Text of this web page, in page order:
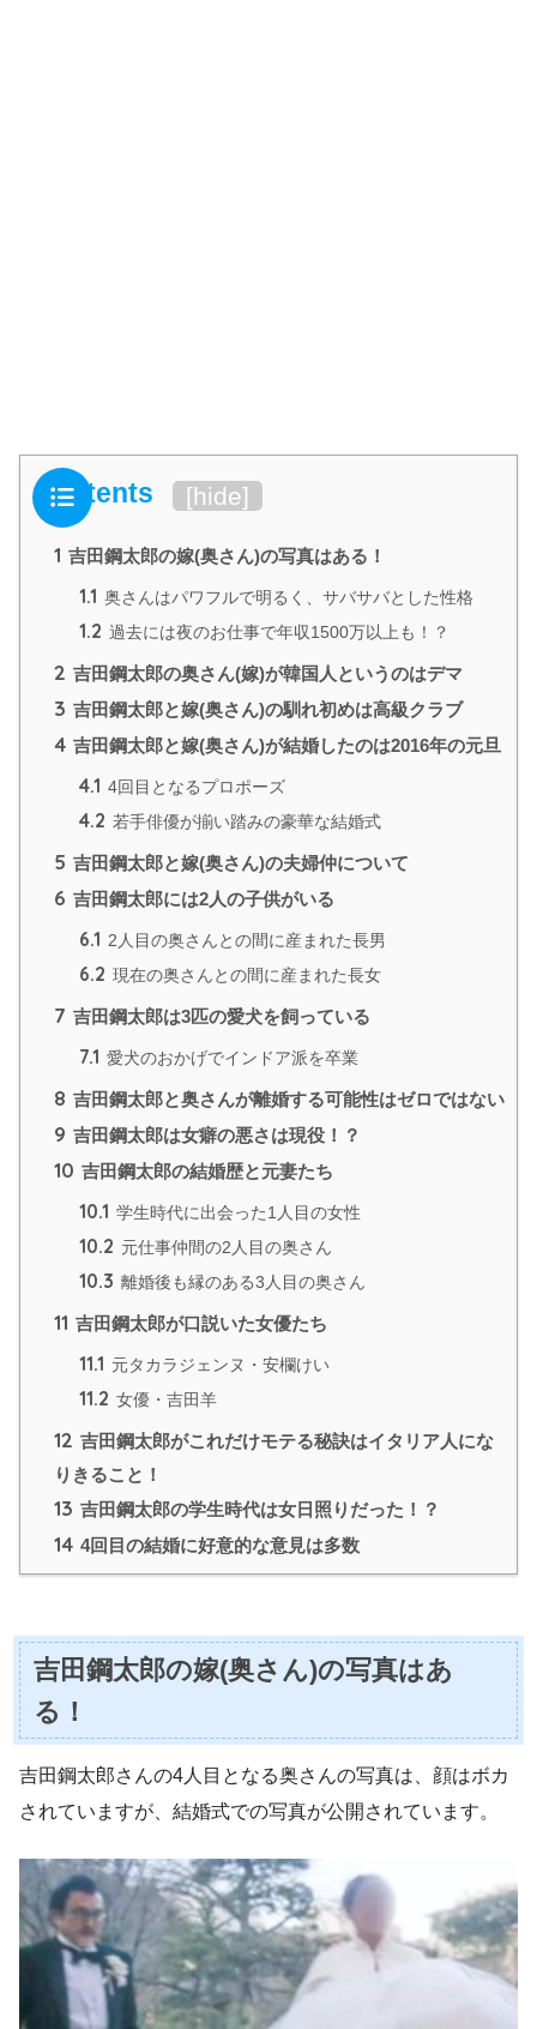
Contents [hide]
1 吉田鋼太郎の嫁(奥さん)の写真はある！
1.1 奥さんはパワフルで明るく、サバサバとした性格
1.2 過去には夜のお仕事で年収1500万以上も！？
2 吉田鋼太郎の奥さん(嫁)が韓国人というのはデマ
3 吉田鋼太郎と嫁(奥さん)の馴れ初めは高級クラブ
4 吉田鋼太郎と嫁(奥さん)が結婚したのは2016年の元旦
4.1 4回目となるプロポーズ
4.2 若手俳優が揃い踏みの豪華な結婚式
5 吉田鋼太郎と嫁(奥さん)の夫婦仲について
6 吉田鋼太郎には2人の子供がいる
6.1 2人目の奥さんとの間に産まれた長男
6.2 現在の奥さんとの間に産まれた長女
7 吉田鋼太郎は3匹の愛犬を飼っている
7.1 愛犬のおかげでインドア派を卒業
8 吉田鋼太郎と奥さんが離婚する可能性はゼロではない
9 吉田鋼太郎は女癖の悪さは現役！？
10 吉田鋼太郎の結婚歴と元妻たち
10.1 学生時代に出会った1人目の女性
10.2 元仕事仲間の2人目の奥さん
10.3 離婚後も縁のある3人目の奥さん
11 吉田鋼太郎が口説いた女優たち
11.1 元タカラジェンヌ・安欄けい
11.2 女優・吉田羊
12 吉田鋼太郎がこれだけモテる秘訣はイタリア人にな
りきること！
13 吉田鋼太郎の学生時代は女日照りだった！？
14 4回目の結婚に好意的な意見は多数
吉田鋼太郎の嫁(奥さん)の写真はあ
る！
吉田鋼太郎さんの4人目となる奥さんの写真は、顔はボカ
されていますが、結婚式での写真が公開されています。